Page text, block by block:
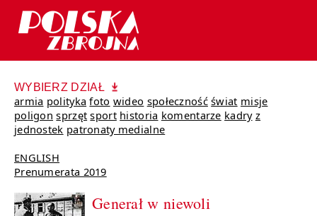
WYBIERZ DZIAŁ
armia polityka foto wideo społeczność świat misje
poligon sprzęt sport historia komentarze kadry z
jednostek patronaty medialne
ENGLISH
Prenumerata 2019
Generał w niewoli